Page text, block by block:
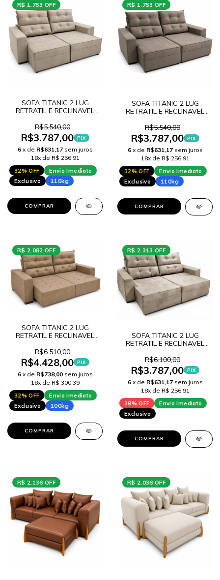
R$ 1.753 OFF
SOFA TITANIC 2 LUG
RETRATIL E RECLINAVEL
R$5.540,00
R$3.787,00 PIX
6 x de R$631,17 sem juros
18x de R$ 256,91
32% OFF
Envio Imediato
Exclusivo
110kg
COMPRAR
R$ 1.753 OFF
SOFA TITANIC 2 LUG
RETRATIL E RECLINAVEL
R$5.540,00
R$3.787,00 PIX
6 x de R$631,17 sem juros
18x de R$ 256,91
32% OFF
Envio Imediato
Exclusivo
110kg
COMPRAR
R$ 2.082 OFF
SOFA TITANIC 2 LUG
RETRATIL E RECLINAVEL
R$6.510,00
R$4.428,00 PIX
6 x de R$738,00 sem juros
18x de R$ 300,39
32% OFF
Envio Imediato
Exclusivo
100kg
COMPRAR
R$ 2.313 OFF
SOFA TITANIC 2 LUG
RETRATIL E RECLINAVEL
R$6.100,00
R$3.787,00 PIX
6 x de R$631,17 sem juros
18x de R$ 256,91
38% OFF
Envio Imediato
Exclusivo
COMPRAR
R$ 2.136 OFF R$ 2.036 OFF